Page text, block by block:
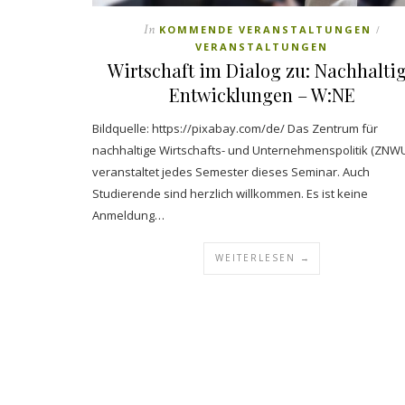
In KOMMENDE VERANSTALTUNGEN /
VERANSTALTUNGEN
Wirtschaft im Dialog zu:
Entwicklungen – W:NE
Bildquelle: https://pixabay.com/de/ Das Zentrum für
nachhaltige Wirtschafts- und Unternehmenspolitik
veranstaltet jedes Semester dieses Seminar. Auch
Studierende sind herzlich willkommen. Es ist keine
Anmeldung…
WEITERLESEN →